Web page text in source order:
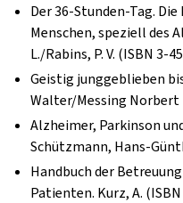
Der 36-Stunden-Tag.
Menschen, speziell des
L./Rabins, P. V. (ISBN 3-
Geistig junggeblieben
Walter/Messing Norbert
Alzheimer, Parkinson
Schützmann, Hans-
Handbuch der
Patienten. Kurz, A.